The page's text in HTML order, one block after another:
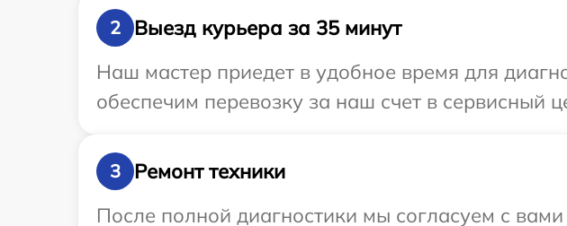
2
Выезд курьера за 35 минут
Наш мастер приедет в удобное время для
обеспечим перевозку за наш счет в сервисный
3
Ремонт техники
После полной диагностики мы согласуем с